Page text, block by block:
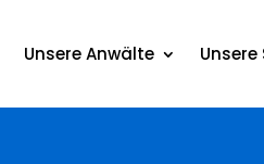
Unsere Anwälte